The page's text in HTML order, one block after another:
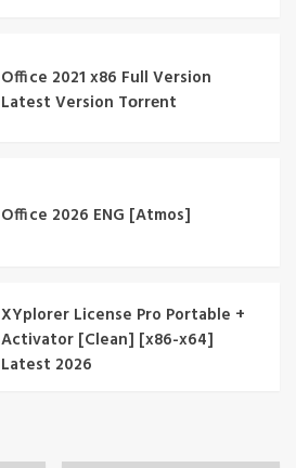
Office 2021 x86 Full Version
Latest Version Tоrrеnt
Office 2026 ENG [Atmos]
XYplorer License Pro Portable +
Activator [Clean] [x86-x64]
Latest 2026